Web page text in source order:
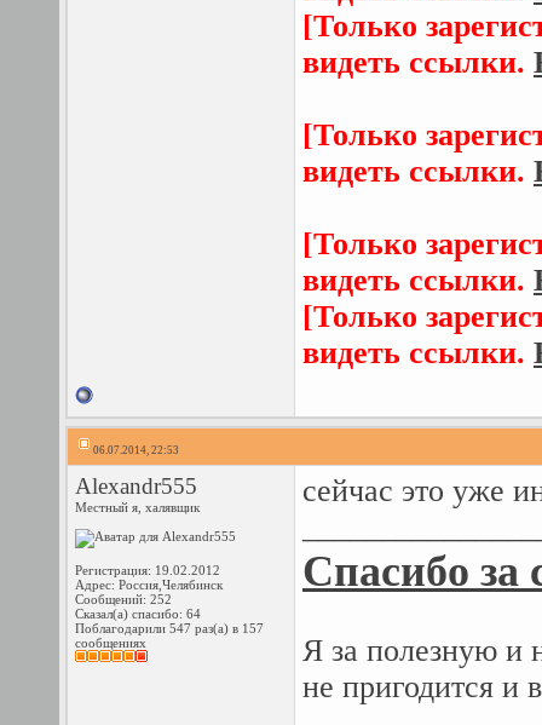
[Только
видеть ссылки.
[Только
видеть ссылки.
[Только
видеть ссылки.
[Только
видеть ссылки.
06.07.2014, 22:53
Alexandr555
Местный я, халявщик
Регистрация: 19.02.2012
Адрес: Россия,Челябинск
Сообщений: 252
Сказал(а) спасибо: 64
Поблагодарили 547 раз(а) в 157
сообщениях
сейчас это уже
Спасибо за
Я за полезную и
не пригодится и